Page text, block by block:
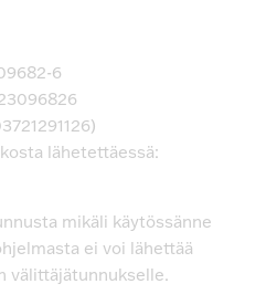
6
lähetettäessä:
mikäli käytössänne
ei voi lähettää
välittäjätunnukselle.